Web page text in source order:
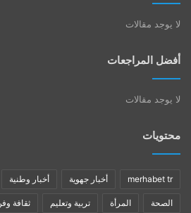
لا يوجد مقالات
أفضل المراجعات
لا يوجد مقالات
محتويات
merhabet tr أخبار جهوية أخبار وطنية
الصحة المرأة تربية وتعليم ثقافة